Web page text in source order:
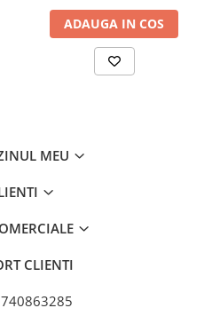
ADAUGA IN COS
MEU
CLIENTI